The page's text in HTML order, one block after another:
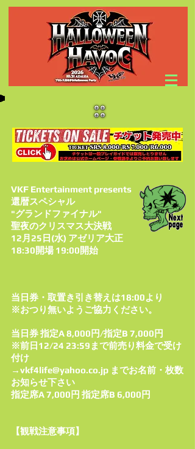
VKF Entertainment presents
還暦スペシャル
"グランドファイナル"
聖夜のクリスマス大決戦
12月25日(水) アゼリア大正
18:30開場 19:00開始
当日券・取置き引き替えは18:00より
※おつり無いようご協力ください。
当日券 指定A 8,000円/指定B 7,000円
※前日12/24 23:59まで前売り料金で受け
付け
→vkf4life@yahoo.co.jp までお名前・枚数
お知らせ下さい
指定席A 7,000円 指定席B 6,000円
【観戦注意事項】